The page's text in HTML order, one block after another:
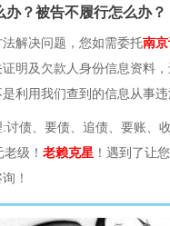
办？被告不履行怎么办？
解决问题，您如需委托南京
明及欠款人身份信息资料
利用我们查到的信息从事违
讨债、要债、追债、要账、
级！ 老赖克星 ！遇到了让
！